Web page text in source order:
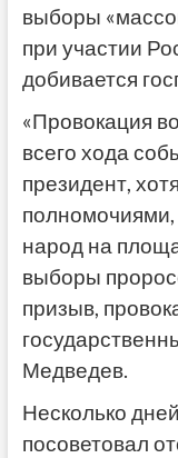
выборы
при участии
добивается
«Провокация
всего хода
президент,
полномочиями,
народ на
выборы
призыв,
Медведев.
Несколько
посоветовал